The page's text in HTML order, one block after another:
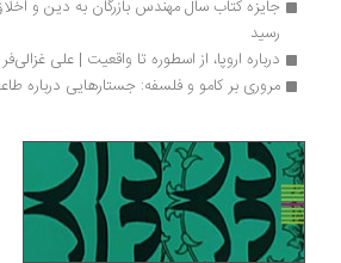
درباره اروپا، از اسطوره تا واقعیت | علی غزالی‌فر
مروری بر کامو و فلسفه: جستارهایی درباره طاعون |